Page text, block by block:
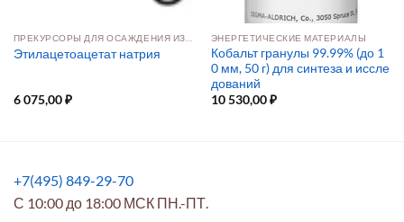
Этилацетоацетат натрия
6 075,00₽
ЭНЕРГЕТИЧЕСКИЕ МАТЕРИАЛЫ
Кобальт гранулы 99.99% (до 1
0 мм, 50 г) для синтеза и иссле
дований
10 530,00₽
+7(495) 849-29-70
С 10:00 до 18:00 МСК ПН.-ПТ.